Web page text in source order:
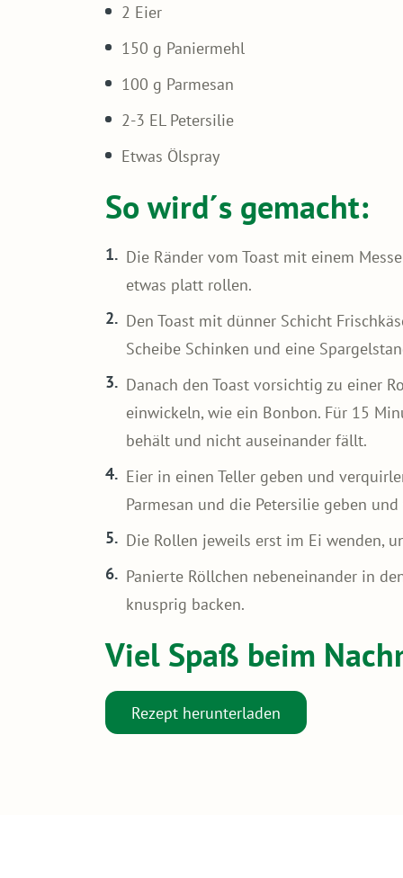
2 Eier
150 g Paniermehl
100 g Parmesan
2-3 EL Petersilie
Etwas Ölspray
So wird´s gemacht:
Die Ränder vom Toast mit einem
etwas platt rollen.
Den Toast mit dünner Schicht
Scheibe Schinken und eine
Danach den Toast vorsichtig zu einer
einwickeln, wie ein Bonbon. Für 15
behält und nicht auseinander fällt.
Eier in einen Teller geben und
Parmesan und die Petersilie geben
Die Rollen jeweils erst im Ei wenden,
Panierte Röllchen nebeneinander in
knusprig backen.
Viel Spaß beim
Rezept herunterladen